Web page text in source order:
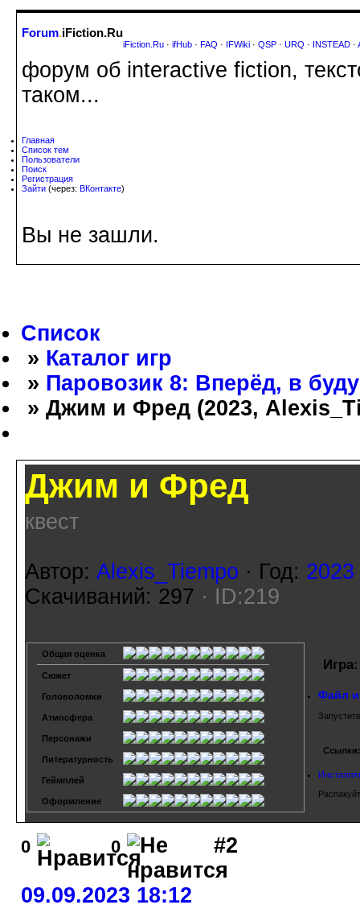
Forum.iFiction.Ru
iFiction.Ru · ifHub · FAQ · IFWiki · QSP · URQ · INSTEAD ·
форум об interactive fiction,
таком...
Главная
Список тем
Пользователи
Поиск
Регистрация
Зайти (через: ВКонтакте)
Вы не зашли.
Список
» Каталог игр
» Паровозик 8: Вперёд, в
» Джим и Фред (2023,
Джим и Фред
квест
Автор: Alexis_Tiempo · Год: 2023
Скачиваний: 297 · ID:219
Общая оценка
Сюжет
Головоломки
Атмосфера
Персонажи
Литературность
Геймплей
Оформление
Игра:
Файл
Ссылки:
0 0 #2
09.09.2023 18:12